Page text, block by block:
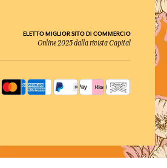
ELETTO MIGLIOR SITO DI COMMERCIO
Online 2025 dalla rivista Capital